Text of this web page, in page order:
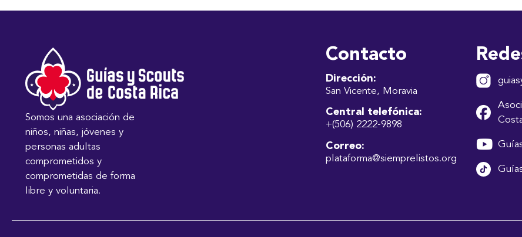
Somos una asociación de
niños, niñas, jóvenes y
personas adultas
comprometidos y
comprometidas de forma
libre y voluntaria.
Contacto
Dirección:
San Vicente, Moravia
Central telefónica:
+(506) 2222-9898
Correo:
plataforma@siemprelistos.org